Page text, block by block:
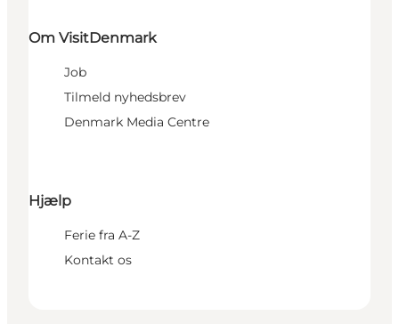
Om VisitDenmark
Job
Tilmeld nyhedsbrev
Denmark Media Centre
Hjælp
Ferie fra A-Z
Kontakt os